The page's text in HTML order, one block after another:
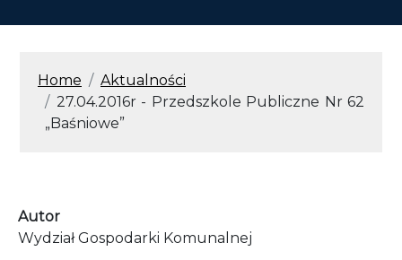
ŚCIEŻKA NAWIGACYJNA
Home
Aktualności
27.04.2016r - Przedszkole Publiczne Nr 62
„Baśniowe”
Autor
Wydział Gospodarki Komunalnej